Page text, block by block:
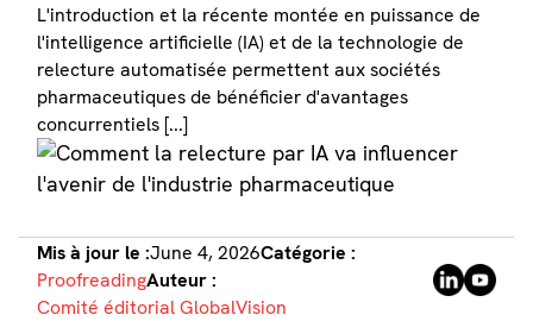
L'introduction et la récente montée en puissance de
l'intelligence artificielle (IA) et de la technologie de
relecture automatisée permettent aux sociétés
pharmaceutiques de bénéficier d'avantages
concurrentiels [...]
Mis à jour le :June 4, 2026Catégorie :
ProofreadingAuteur :
Comité éditorial GlobalVision